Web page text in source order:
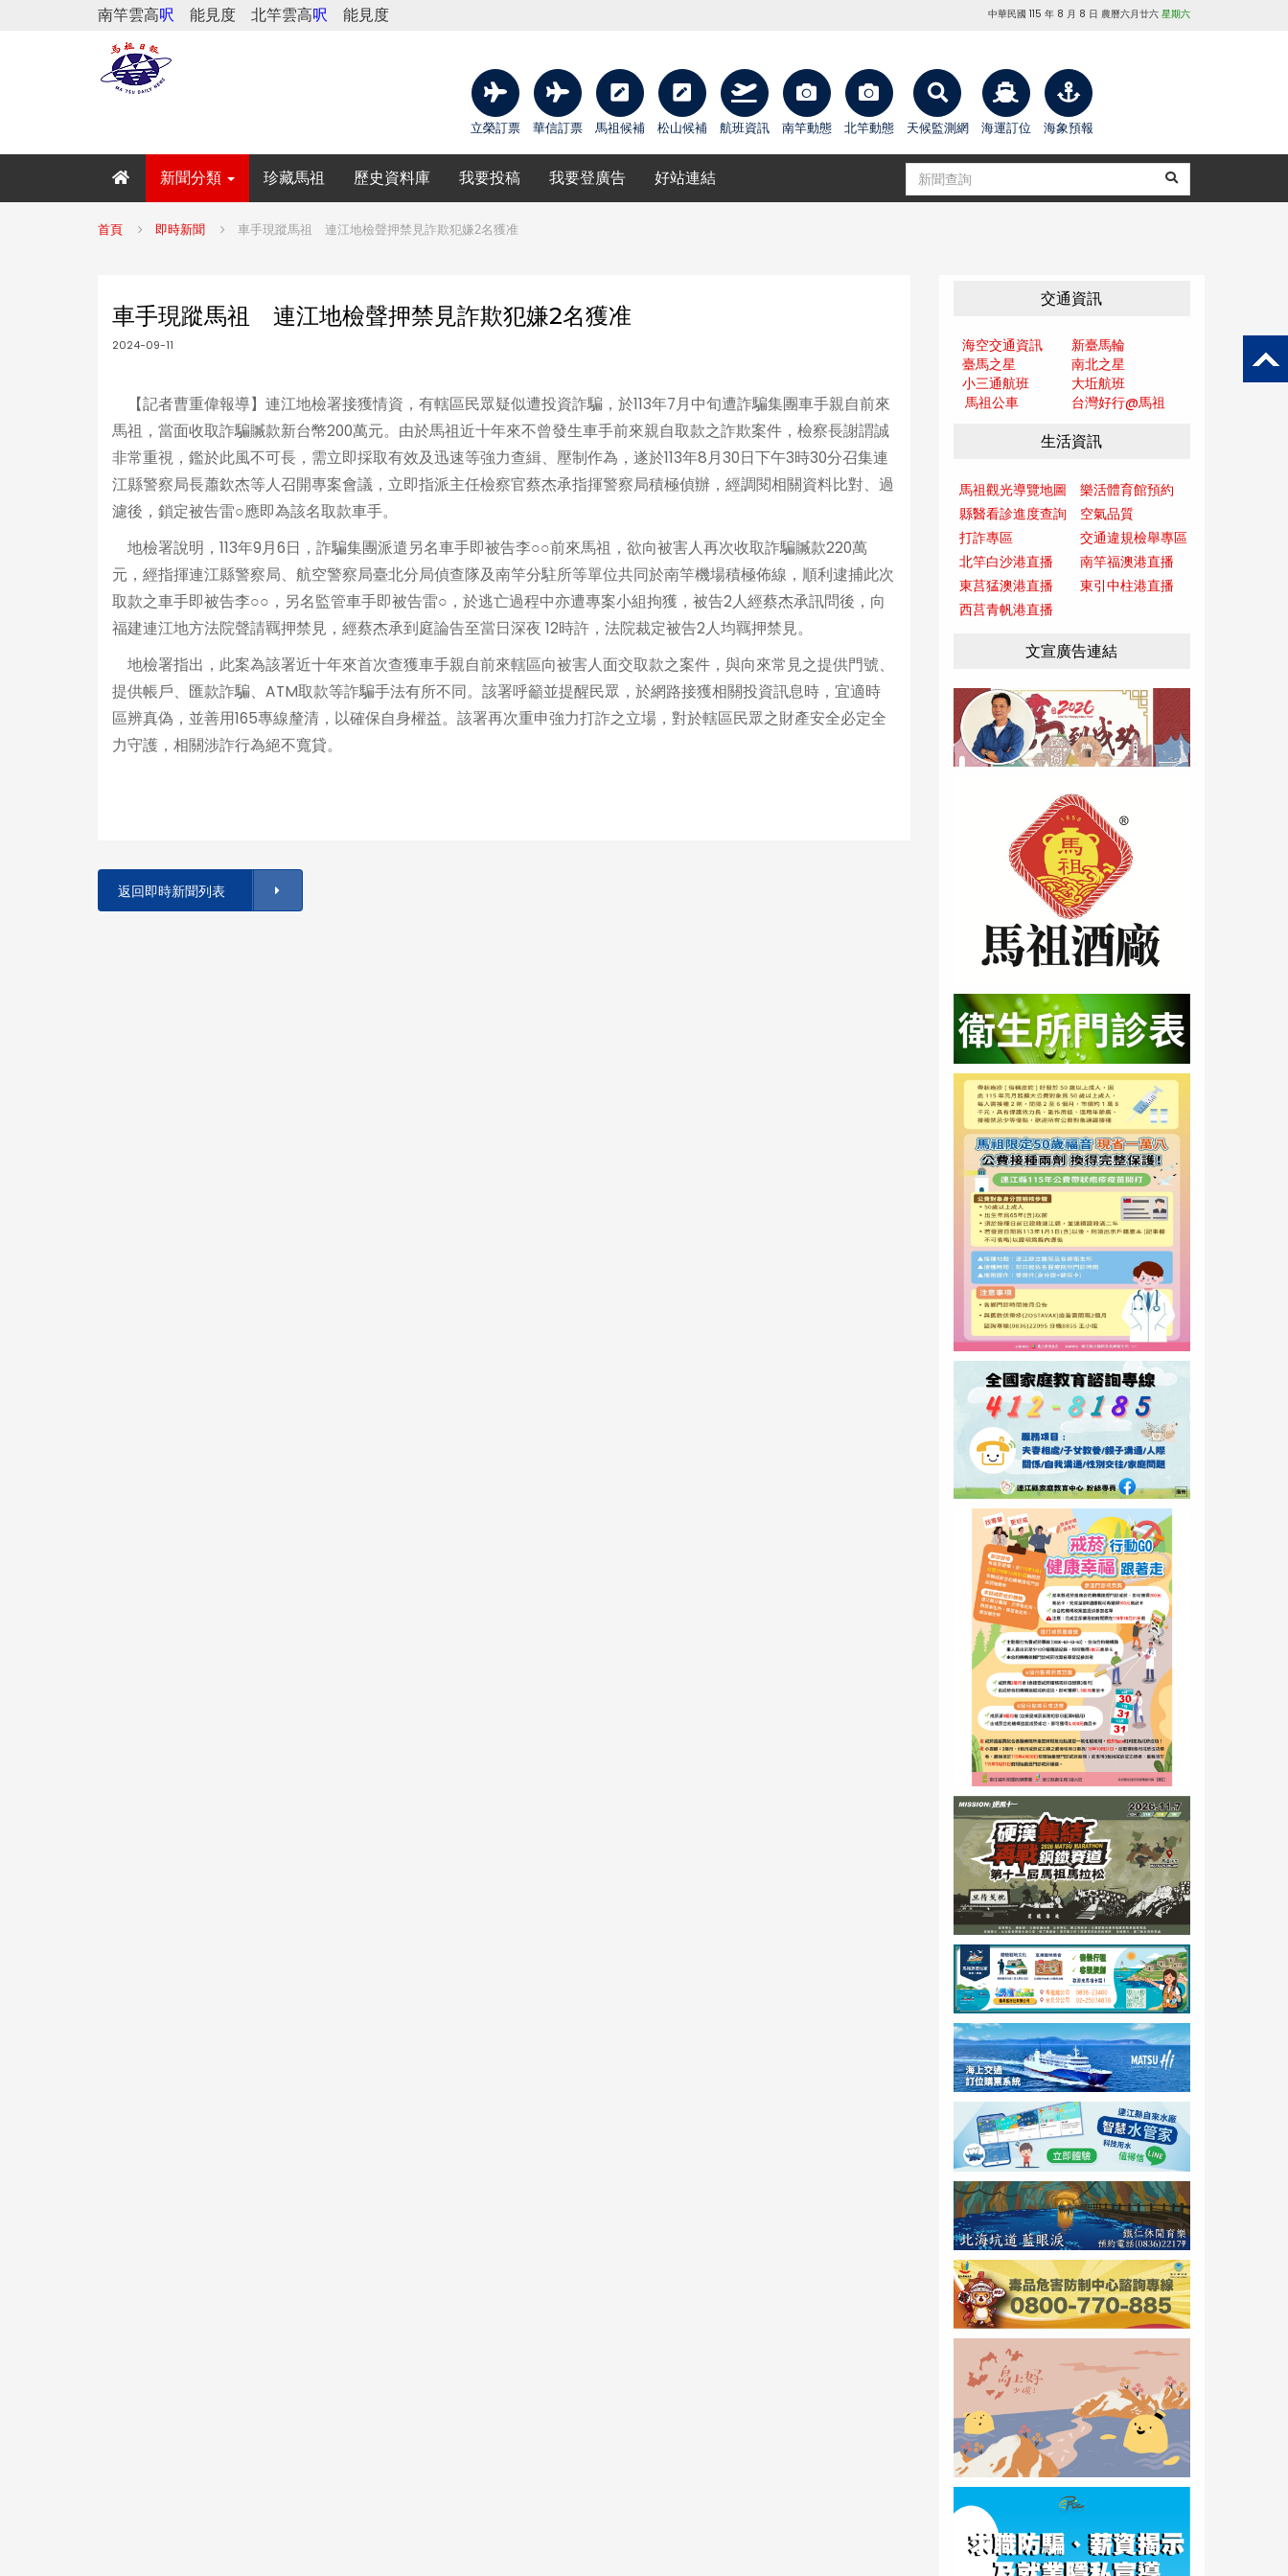
南竿雲高呎 能見度 北竿雲高呎 能見度 中華民國 115 年 8 月 8 日 農曆六月廿六 星期六
立榮訂票 華信訂票 馬祖候補 松山候補 航班資訊 南竿動態 北竿動態 天候監測網 海運訂位 海象預報
新聞分類 珍藏馬祖 歷史資料庫 我要投稿 我要登廣告 好站連結
首頁 即時新聞 車手現蹤馬祖 連江地檢聲押禁見詐欺犯嫌2名獲准
車手現蹤馬祖 連江地檢聲押禁見詐欺犯嫌2名獲准
2024-09-11
【記者曹重偉報導】連江地檢署接獲情資，有轄區民眾疑似遭投資詐騙，於113年7月中旬遭詐騙集團車手親自前來
馬祖，當面收取詐騙贓款新台幣200萬元。由於馬祖近十年來不曾發生車手前來親自取款之詐欺案件，檢察長謝謂誠
非常重視，鑑於此風不可長，需立即採取有效及迅速等強力查緝、壓制作為，遂於113年8月30日下午3時30分召集連
江縣警察局長蕭欽杰等人召開專案會議，立即指派主任檢察官蔡杰承指揮警察局積極偵辦，經調閱相關資料比對、過
濾後，鎖定被告雷○應即為該名取款車手。
地檢署說明，113年9月6日，詐騙集團派遣另名車手即被告李○○前來馬祖，欲向被害人再次收取詐騙贓款220萬
元，經指揮連江縣警察局、航空警察局臺北分局偵查隊及南竿分駐所等單位共同於南竿機場積極佈線，順利逮捕此次
取款之車手即被告李○○，另名監管車手即被告雷○，於逃亡過程中亦遭專案小組拘獲，被告2人經蔡杰承訊問後，向
福建連江地方法院聲請羈押禁見，經蔡杰承到庭論告至當日深夜 12時許，法院裁定被告2人均羈押禁見。
地檢署指出，此案為該署近十年來首次查獲車手親自前來轄區向被害人面交取款之案件，與向來常見之提供門號、
提供帳戶、匯款詐騙、ATM取款等詐騙手法有所不同。該署呼籲並提醒民眾，於網路接獲相關投資訊息時，宜適時
區辨真偽，並善用165專線釐清，以確保自身權益。該署再次重申強力打詐之立場，對於轄區民眾之財產安全必定全
力守護，相關涉詐行為絕不寬貸。
返回即時新聞列表
交通資訊
海空交通資訊
新臺馬輪
臺馬之星
南北之星
小三通航班
大坵航班
馬祖公車
台灣好行@馬祖
生活資訊
馬祖觀光導覽地圖
樂活體育館預約
縣醫看診進度查詢
空氣品質
打詐專區
交通違規檢舉專區
北竿白沙港直播
南竿福澳港直播
東莒猛澳港直播
東引中柱港直播
西莒青帆港直播
文宣廣告連結